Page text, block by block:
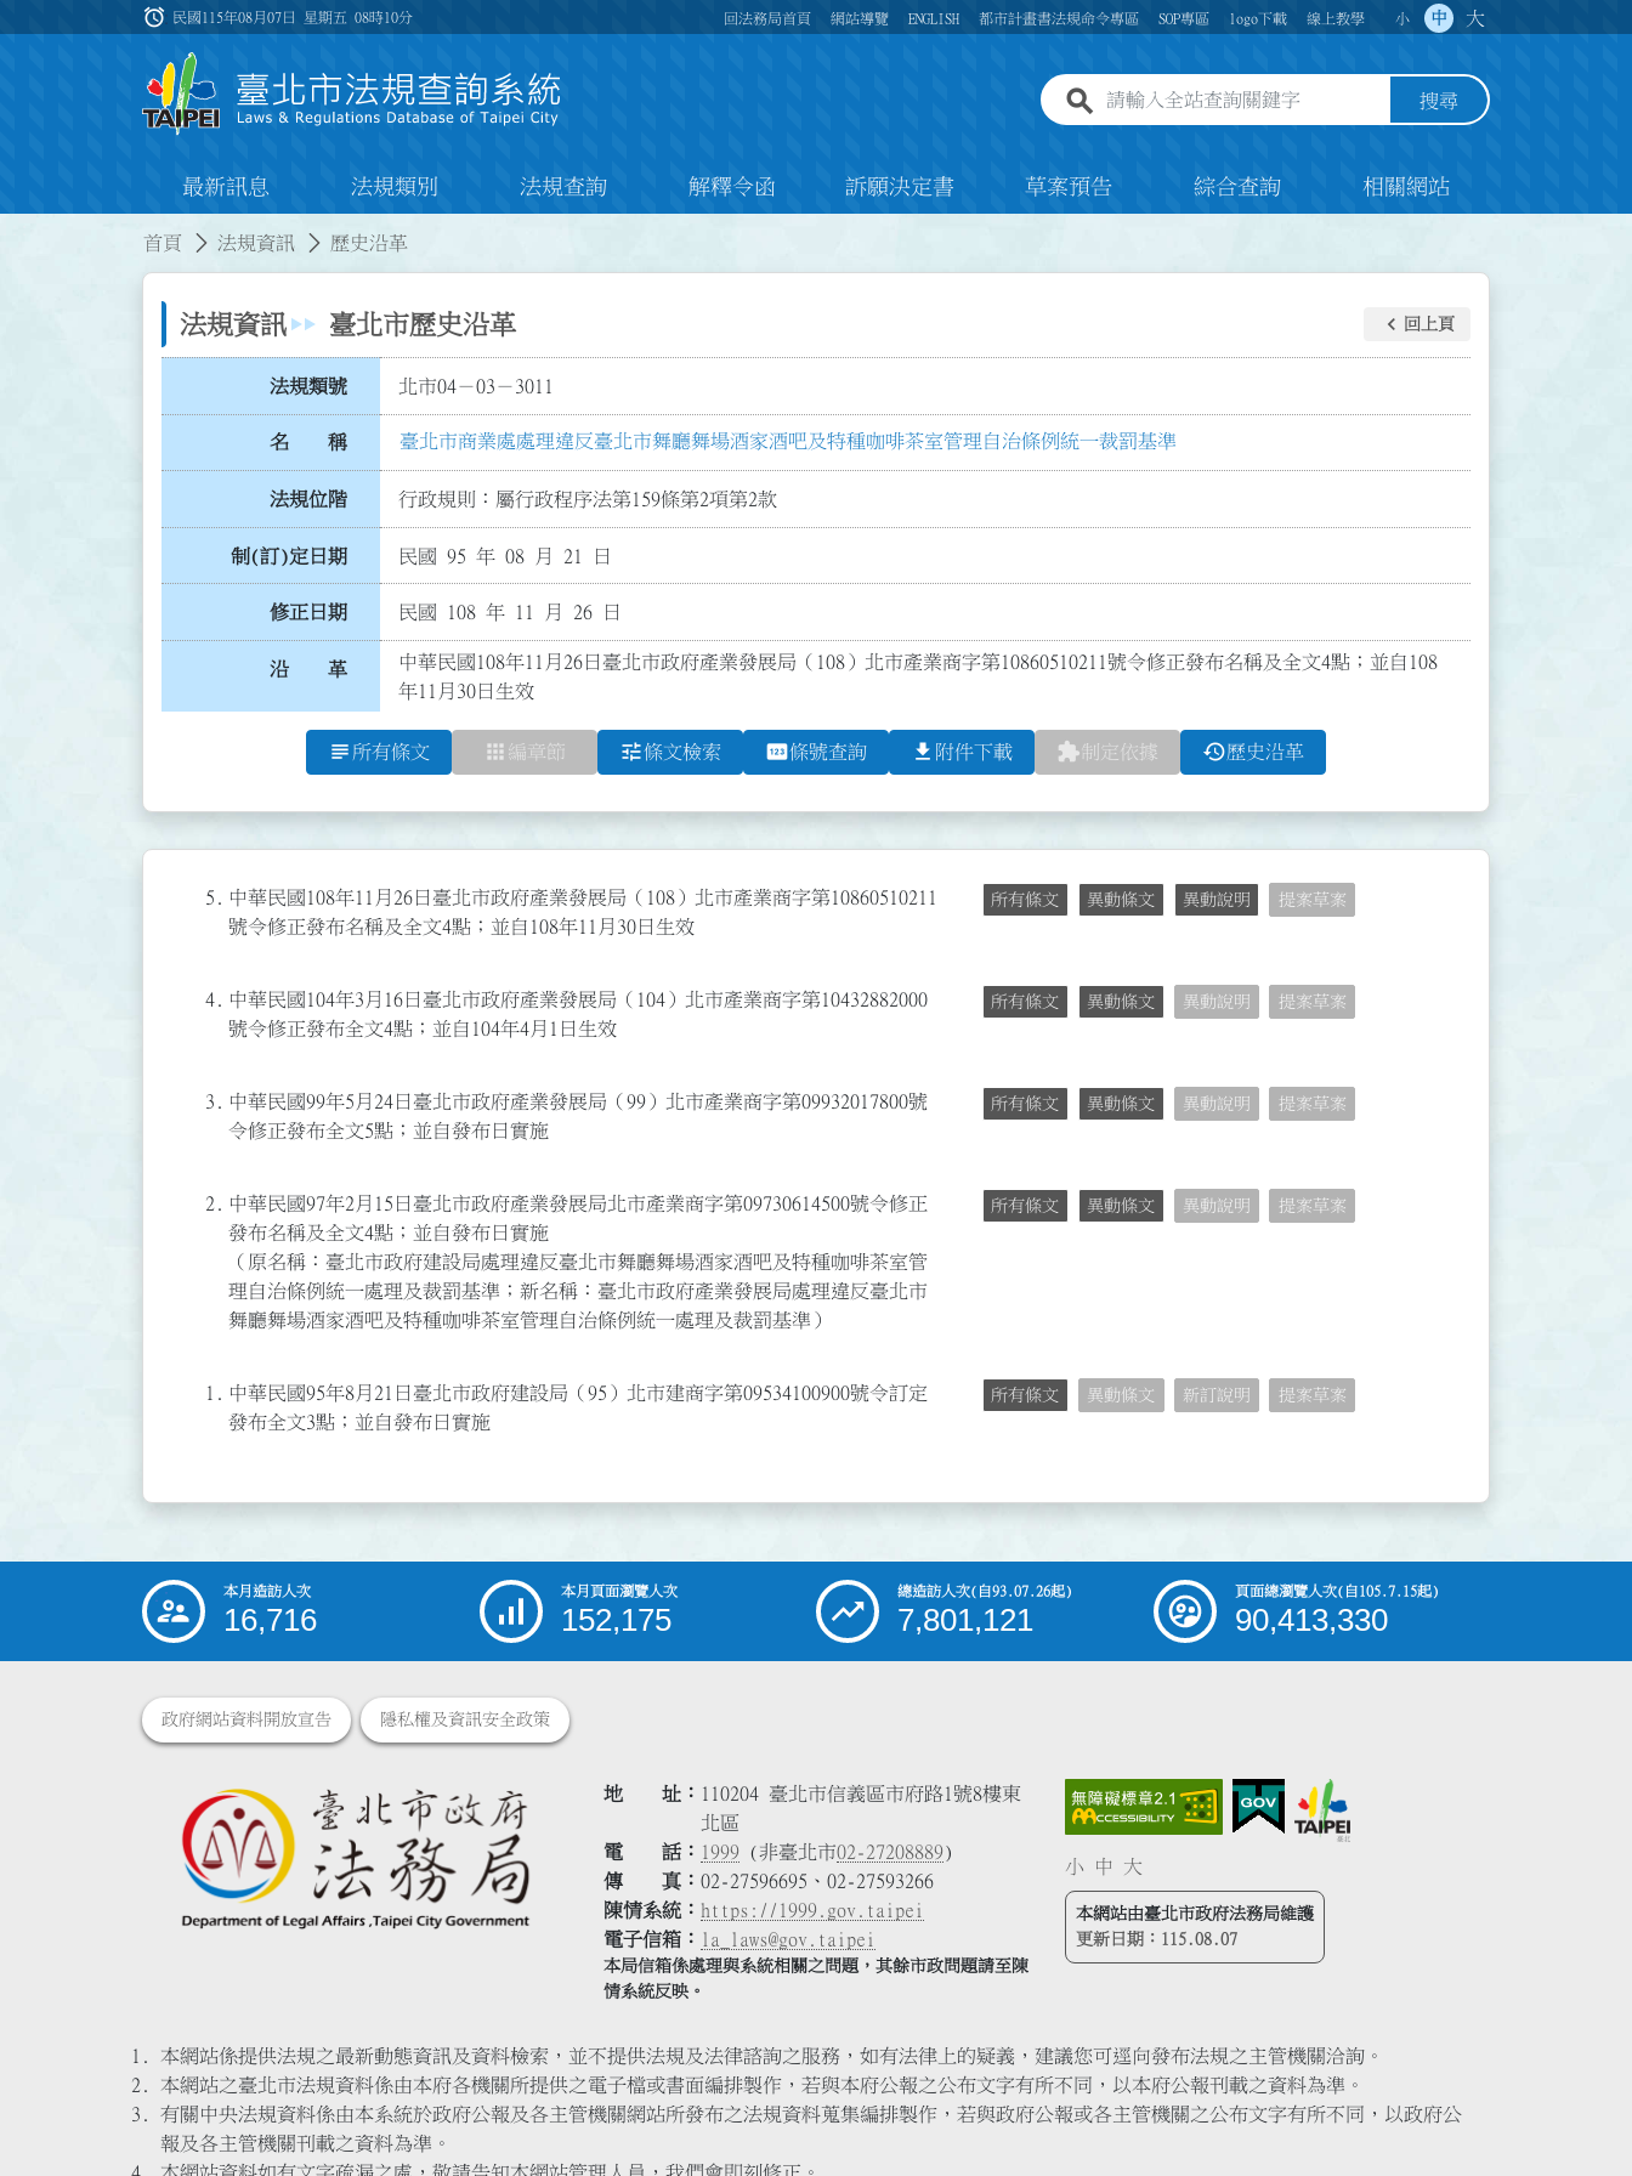
:::
alarm 民國115年08月07日 星期五08時10分 回法務局首頁 網站導覽 ENGLISH 都市計畫書法規命令專區 SOP專區 logo下載 線上教學 小 中 大
全站查詢關鍵字欄位 搜尋
最新訊息 法規類別 法規查詢 解釋令函 訴願決定書 草案預告 綜合查詢 相關網站
首頁 法規資訊 歷史沿革
法規資訊 臺北市歷史沿革 keyboard_arrow_left 回上頁
法規類號 北市04－03－3011
名 稱 臺北市商業處處理違反臺北市舞廳舞場酒家酒吧及特種咖啡茶室管理自治條例統一裁罰基準
法規位階 行政規則：屬行政程序法第159條第2項第2款
制(訂)定日期 民國 95 年 08 月 21 日
修正日期 民國 108 年 11 月 26 日
沿 革
中華民國108年11月26日臺北市政府產業發展局（108）北市產業商字第10860510211號令修正發布名稱及全文4點；並自108
年11月30日生效
subject 所有條文 apps 編章節 tune條文檢索 pin條號查詢 file_download 附件下載 extension制定依據 history歷史沿革
5.
中華民國108年11月26日臺北市政府產業發展局（108）北市產業商字第10860510211
號令修正發布名稱及全文4點；並自108年11月30日生效
所有條文 異動條文 異動說明 提案草案
4.
中華民國104年3月16日臺北市政府產業發展局（104）北市產業商字第10432882000
號令修正發布全文4點；並自104年4月1日生效
所有條文 異動條文 異動說明 提案草案
3.
中華民國99年5月24日臺北市政府產業發展局（99）北市產業商字第09932017800號
令修正發布全文5點；並自發布日實施
所有條文 異動條文 異動說明 提案草案
2.
中華民國97年2月15日臺北市政府產業發展局北市產業商字第09730614500號令修正
發布名稱及全文4點；並自發布日實施
（原名稱：臺北市政府建設局處理違反臺北市舞廳舞場酒家酒吧及特種咖啡茶室管
理自治條例統一處理及裁罰基準；新名稱：臺北市政府產業發展局處理違反臺北市
舞廳舞場酒家酒吧及特種咖啡茶室管理自治條例統一處理及裁罰基準）
所有條文 異動條文 異動說明 提案草案
1.
中華民國95年8月21日臺北市政府建設局（95）北市建商字第09534100900號令訂定
發布全文3點；並自發布日實施
所有條文 異動條文 新訂說明 提案草案
::: 本月造訪人次
16,716
本月頁面瀏覽人次
152,175
總造訪人次(自93.07.26起)
7,801,121
頁面總瀏覽人次(自105.7.15起)
90,413,330
政府網站資料開放宣告 隱私權及資訊安全政策
地 址
110204 臺北市信義區市府路1號8樓東
北區
電 話
1999 (非臺北市02-27208889)
傳 真
02-27596695、02-27593266
陳情系統
https://1999.gov.taipei
電子信箱
la_laws@gov.taipei
本局信箱係處理與系統相關之問題，其餘市政問題請至陳
情系統反映。
小 中 大
本網站由臺北市政府法務局維護
更新日期： 115.08.07
本網站係提供法規之最新動態資訊及資料檢索，並不提供法規及法律諮詢之服務，如有法律上的疑義，建議您可逕向發布法規之主管機關洽詢。
本網站之臺北市法規資料係由本府各機關所提供之電子檔或書面編排製作，若與本府公報之公布文字有所不同，以本府公報刊載之資料為準。
有關中央法規資料係由本系統於政府公報及各主管機關網站所發布之法規資料蒐集編排製作，若與政府公報或各主管機關之公布文字有所不同，以政府公
報及各主管機關刊載之資料為準。
本網站資料如有文字疏漏之處，敬請告知本網站管理人員，我們會即刻修正。